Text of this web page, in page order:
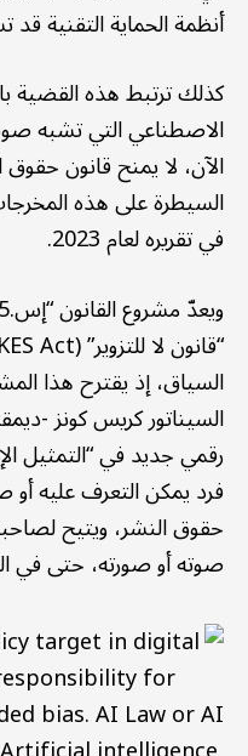
أنظمة الحماية التقنية
كذلك ترتبط هذه القضية
الاصطناعي التي تشبه
الآن، لا يمنح قانون
السيطرة على هذه
في تقريره لعام 2023.
السياق، إذ يقترح هذا
السيناتور كريس كونز -
رقمي جديد في “التمثيل
فرد يمكن التعرف عليه
حقوق النشر، ويتيح
صوته أو صورته، حتى في